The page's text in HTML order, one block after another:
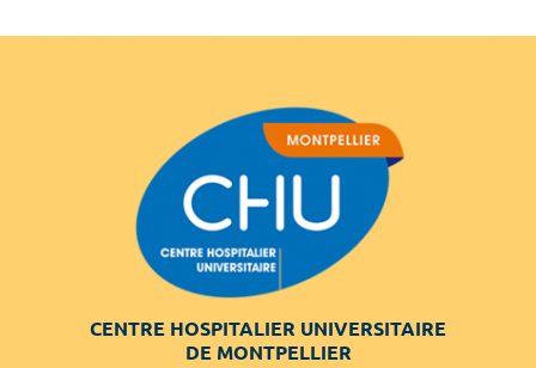
CENTRE HOSPITALIER UNIVERSITAIRE
DE MONTPELLIER